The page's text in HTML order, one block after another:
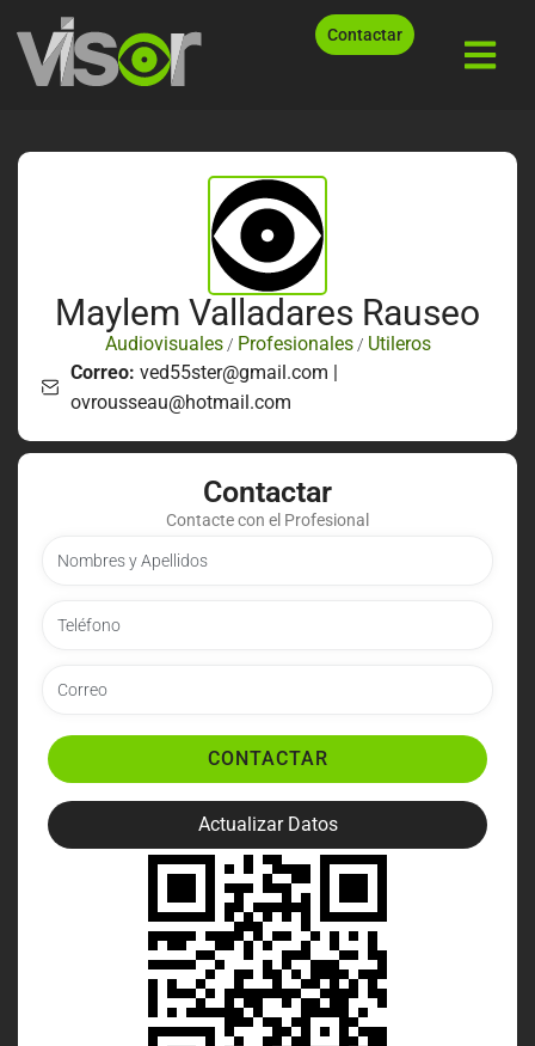
Contactar
Maylem Valladares Rauseo
Audiovisuales/ Profesionales/ Utileros
Correo: ved55ster@gmail.com |
ovrousseau@hotmail.com
Contactar
Contacte con el Profesional
CONTACTAR
Actualizar Datos